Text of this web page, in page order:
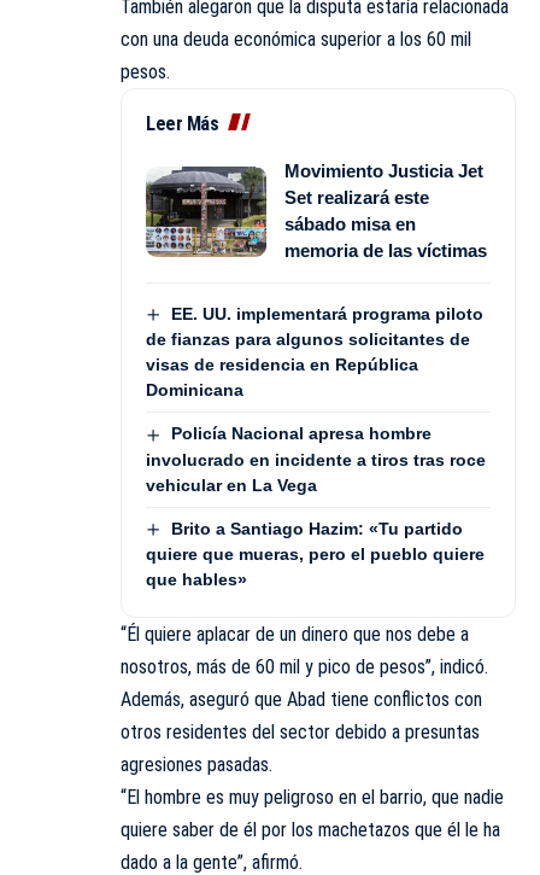
También alegaron que la disputa estaría relacionada
con una deuda económica superior a los 60 mil
pesos.
Leer Más
Movimiento Justicia Jet
Set realizará este
sábado misa en
memoria de las víctimas
EE. UU. implementará programa piloto
de fianzas para algunos solicitantes de
visas de residencia en República
Dominicana
Policía Nacional apresa hombre
involucrado en incidente a tiros tras roce
vehicular en La Vega
Brito a Santiago Hazim: «Tu partido
quiere que mueras, pero el pueblo quiere
que hables»
“Él quiere aplacar de un dinero que nos debe a
nosotros, más de 60 mil y pico de pesos”, indicó.
Además, aseguró que Abad tiene conflictos con
otros residentes del sector debido a presuntas
agresiones pasadas.
“El hombre es muy peligroso en el barrio, que nadie
quiere saber de él por los machetazos que él le ha
dado a la gente”, afirmó.